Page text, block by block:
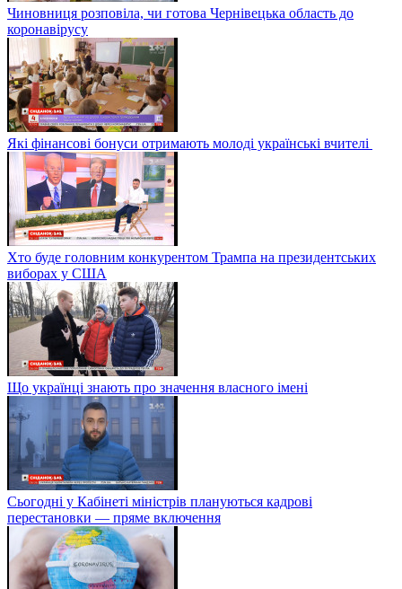
Чиновниця розповіла, чи готова Чернівецька область до
коронавірусу
Які фінансові бонуси отримають молоді українські вчителі
Хто буде головним конкурентом Трампа на президентських
виборах у США
Що українці знають про значення власного імені
Сьогодні у Кабінеті міністрів плануються кадрові
перестановки — пряме включення